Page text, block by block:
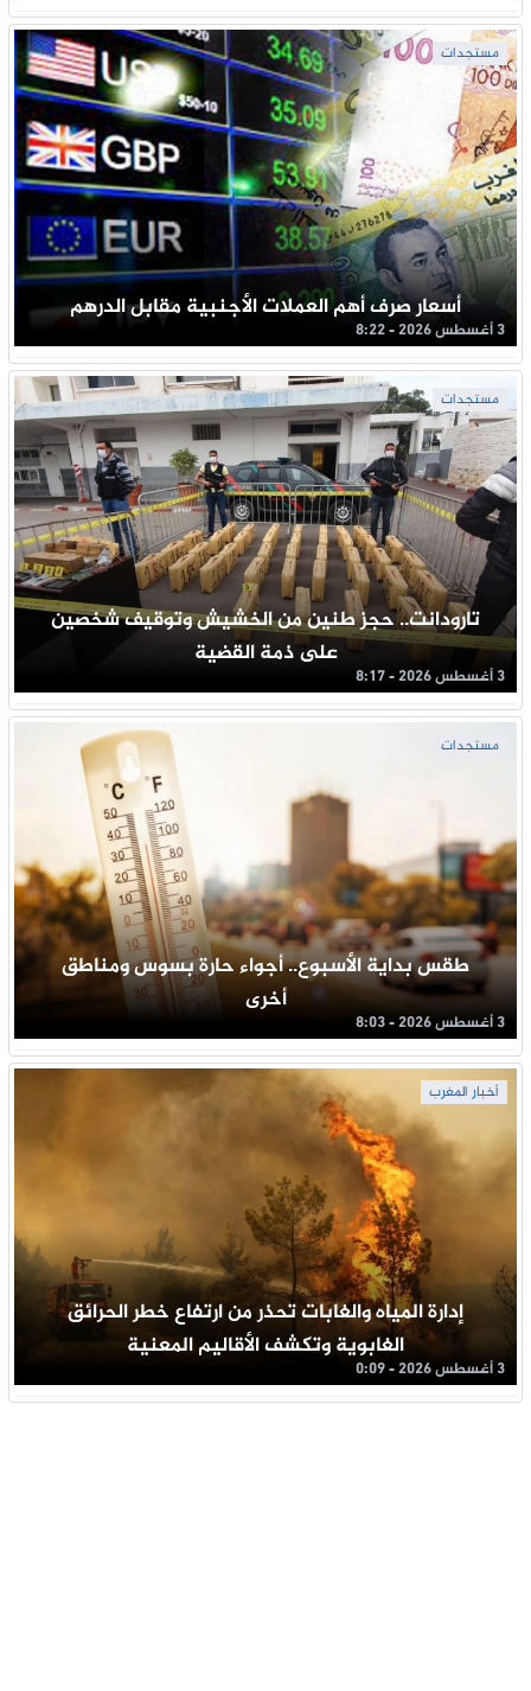
مستجدات
أسعار صرف أهم العملات الأجنبية مقابل الدرهم
3 أغسطس 2026 - 8:22
مستجدات
تارودانت.. حجز طنين من الخشيش وتوقيف شخصين
على ذمة القضية
3 أغسطس 2026 - 8:17
مستجدات
طقس بداية الأسبوع.. أجواء حارة بسوس ومناطق
أخرى
3 أغسطس 2026 - 8:03
أخبار المغرب
إدارة المياه والغابات تحذر من ارتفاع خطر الحرائق
الغابوية وتكشف الأقاليم المعنية
3 أغسطس 2026 - 0:09